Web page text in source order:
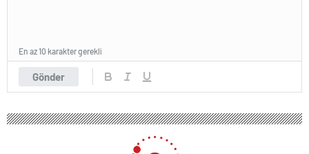
Gönder
En az 10 karakter gerekli